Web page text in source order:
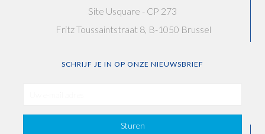
Site Usquare - CP 273
Fritz Toussaintstraat 8, B-1050 Brussel
SCHRIJF JE IN OP ONZE NIEUWSBRIEF
Sturen